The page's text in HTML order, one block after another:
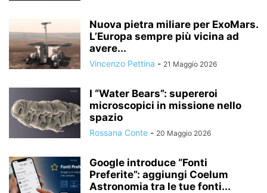
Nuova pietra miliare per ExoMars.
L’Europa sempre più vicina ad
avere...
Vincenzo Pettina - 21 Maggio 2026
I “Water Bears”: supereroi
microscopici in missione nello
spazio
Rossana Conte - 20 Maggio 2026
Google introduce “Fonti
Preferite”: aggiungi Coelum
Astronomia tra le tue fonti...